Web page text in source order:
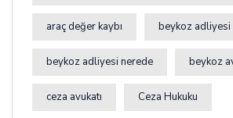
araç değer kaybı beykoz adliyesi
beykoz adliyesi nerede beykoz
ceza avukatı Ceza Hukuku